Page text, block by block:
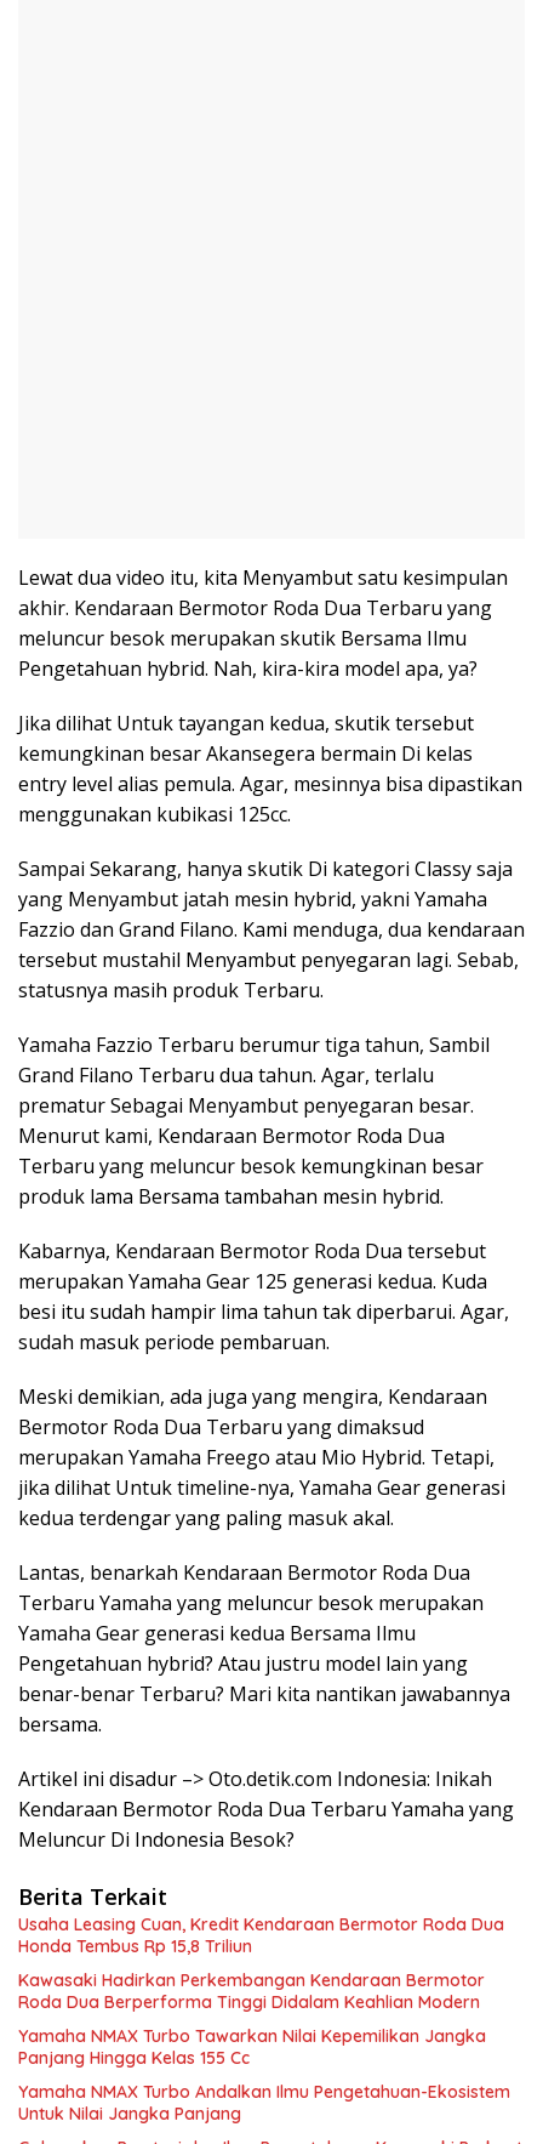
Lewat dua video itu, kita Menyambut satu kesimpulan
akhir. Kendaraan Bermotor Roda Dua Terbaru yang
meluncur besok merupakan skutik Bersama Ilmu
Pengetahuan hybrid. Nah, kira-kira model apa, ya?
Jika dilihat Untuk tayangan kedua, skutik tersebut
kemungkinan besar Akansegera bermain Di kelas
entry level alias pemula. Agar, mesinnya bisa dipastikan
menggunakan kubikasi 125cc.
Sampai Sekarang, hanya skutik Di kategori Classy saja
yang Menyambut jatah mesin hybrid, yakni Yamaha
Fazzio dan Grand Filano. Kami menduga, dua kendaraan
tersebut mustahil Menyambut penyegaran lagi. Sebab,
statusnya masih produk Terbaru.
Yamaha Fazzio Terbaru berumur tiga tahun, Sambil
Grand Filano Terbaru dua tahun. Agar, terlalu
prematur Sebagai Menyambut penyegaran besar.
Menurut kami, Kendaraan Bermotor Roda Dua
Terbaru yang meluncur besok kemungkinan besar
produk lama Bersama tambahan mesin hybrid.
Kabarnya, Kendaraan Bermotor Roda Dua tersebut
merupakan Yamaha Gear 125 generasi kedua. Kuda
besi itu sudah hampir lima tahun tak diperbarui. Agar,
sudah masuk periode pembaruan.
Meski demikian, ada juga yang mengira, Kendaraan
Bermotor Roda Dua Terbaru yang dimaksud
merupakan Yamaha Freego atau Mio Hybrid. Tetapi,
jika dilihat Untuk timeline-nya, Yamaha Gear generasi
kedua terdengar yang paling masuk akal.
Lantas, benarkah Kendaraan Bermotor Roda Dua
Terbaru Yamaha yang meluncur besok merupakan
Yamaha Gear generasi kedua Bersama Ilmu
Pengetahuan hybrid? Atau justru model lain yang
benar-benar Terbaru? Mari kita nantikan jawabannya
bersama.
Artikel ini disadur –> Oto.detik.com Indonesia: Inikah
Kendaraan Bermotor Roda Dua Terbaru Yamaha yang
Meluncur Di Indonesia Besok?
Berita Terkait
Usaha Leasing Cuan, Kredit Kendaraan Bermotor Roda Dua
Honda Tembus Rp 15,8 Triliun
Kawasaki Hadirkan Perkembangan Kendaraan Bermotor
Roda Dua Berperforma Tinggi Didalam Keahlian Modern
Yamaha NMAX Turbo Tawarkan Nilai Kepemilikan Jangka
Panjang Hingga Kelas 155 Cc
Yamaha NMAX Turbo Andalkan Ilmu Pengetahuan-Ekosistem
Untuk Nilai Jangka Panjang